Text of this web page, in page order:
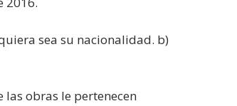
sea su nacionalidad. b)
las obras le pertenecen